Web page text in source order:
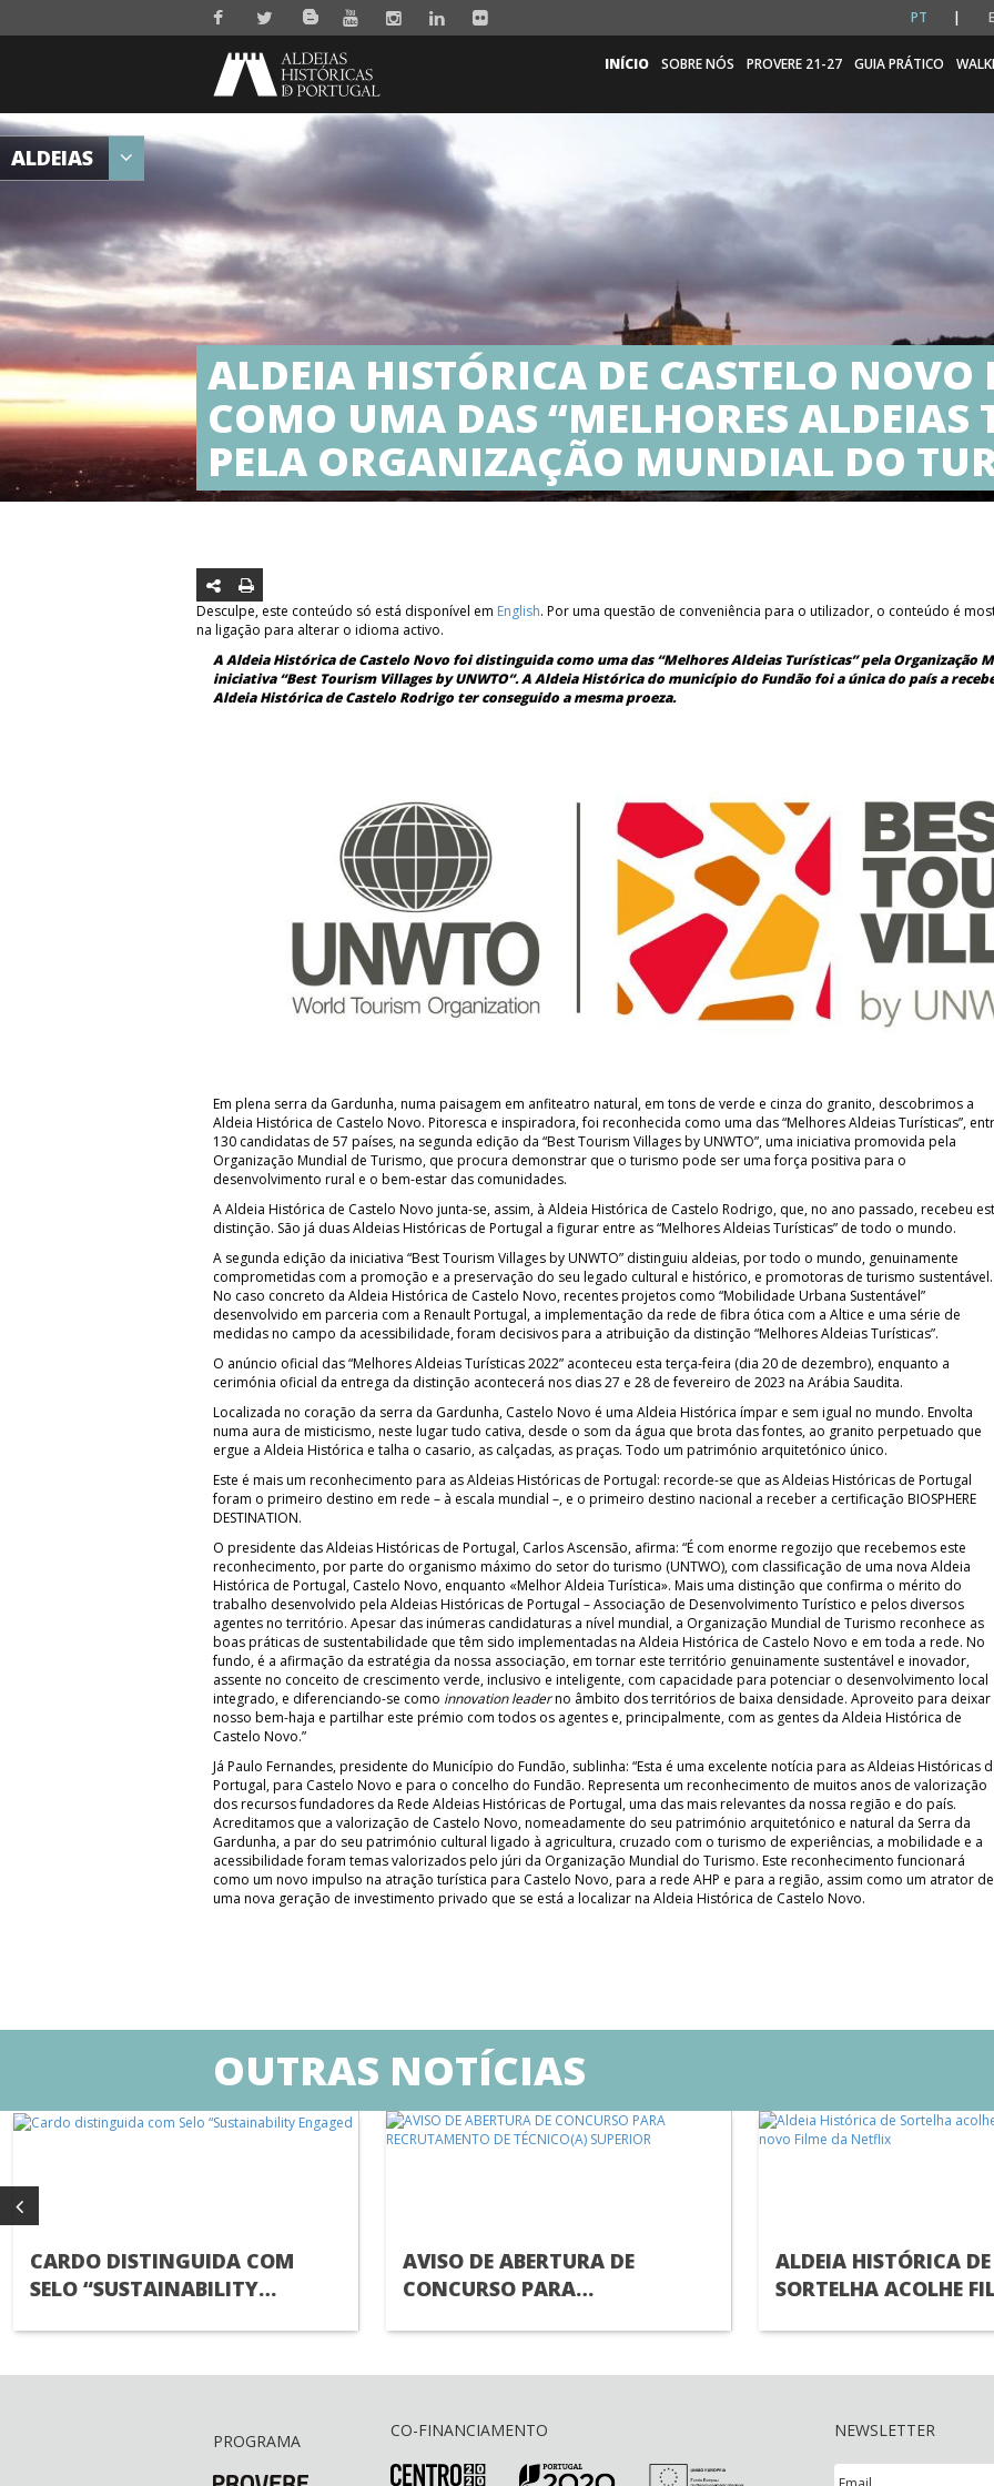
PT
INÍCIO SOBRE NÓS PROVERE 21-27 GUIA PRÁTICO
ALDEIAS
ALDEIA HISTÓRICA DE CASTELO
COMO UMA DAS “MELHORES ALDEIAS
PELA ORGANIZAÇÃO MUNDIAL DO
Desculpe, este conteúdo só está disponível em English. Por uma questão de conveniência para o utilizador, o conteúdo é
na ligação para alterar o idioma activo.
A Aldeia Histórica de Castelo Novo foi distinguida como uma das “Melhores Aldeias Turísticas” pela Organização
iniciativa “Best Tourism Villages by UNWTO”. A Aldeia Histórica do município do Fundão foi a única do país a
Aldeia Histórica de Castelo Rodrigo ter conseguido a mesma proeza.
Em plena serra da Gardunha, numa paisagem em anfiteatro natural, em tons de verde e cinza do granito, descobrimos a
Aldeia Histórica de Castelo Novo. Pitoresca e inspiradora, foi reconhecida como uma das “Melhores Aldeias Turísticas”,
130 candidatas de 57 países, na segunda edição da “Best Tourism Villages by UNWTO”, uma iniciativa promovida pela
Organização Mundial de Turismo, que procura demonstrar que o turismo pode ser uma força positiva para o
desenvolvimento rural e o bem-estar das comunidades.
A Aldeia Histórica de Castelo Novo junta-se, assim, à Aldeia Histórica de Castelo Rodrigo, que, no ano passado, recebeu
distinção. São já duas Aldeias Históricas de Portugal a figurar entre as “Melhores Aldeias Turísticas” de todo o mundo.
A segunda edição da iniciativa “Best Tourism Villages by UNWTO” distinguiu aldeias, por todo o mundo, genuinamente
comprometidas com a promoção e a preservação do seu legado cultural e histórico, e promotoras de turismo sustentável.
No caso concreto da Aldeia Histórica de Castelo Novo, recentes projetos como “Mobilidade Urbana Sustentável”
desenvolvido em parceria com a Renault Portugal, a implementação da rede de fibra ótica com a Altice e uma série de
medidas no campo da acessibilidade, foram decisivos para a atribuição da distinção “Melhores Aldeias Turísticas”.
O anúncio oficial das “Melhores Aldeias Turísticas 2022” aconteceu esta terça-feira (dia 20 de dezembro), enquanto a
cerimónia oficial da entrega da distinção acontecerá nos dias 27 e 28 de fevereiro de 2023 na Arábia Saudita.
Localizada no coração da serra da Gardunha, Castelo Novo é uma Aldeia Histórica ímpar e sem igual no mundo. Envolta
numa aura de misticismo, neste lugar tudo cativa, desde o som da água que brota das fontes, ao granito perpetuado que
ergue a Aldeia Histórica e talha o casario, as calçadas, as praças. Todo um património arquitetónico único.
Este é mais um reconhecimento para as Aldeias Históricas de Portugal: recorde-se que as Aldeias Históricas de Portugal
foram o primeiro destino em rede – à escala mundial –, e o primeiro destino nacional a receber a certificação BIOSPHERE
DESTINATION.
O presidente das Aldeias Históricas de Portugal, Carlos Ascensão, afirma: “É com enorme regozijo que recebemos este
reconhecimento, por parte do organismo máximo do setor do turismo (UNTWO), com classificação de uma nova Aldeia
Histórica de Portugal, Castelo Novo, enquanto «Melhor Aldeia Turística». Mais uma distinção que confirma o mérito do
trabalho desenvolvido pela Aldeias Históricas de Portugal – Associação de Desenvolvimento Turístico e pelos diversos
agentes no território. Apesar das inúmeras candidaturas a nível mundial, a Organização Mundial de Turismo reconhece as
boas práticas de sustentabilidade que têm sido implementadas na Aldeia Histórica de Castelo Novo e em toda a rede. No
fundo, é a afirmação da estratégia da nossa associação, em tornar este território genuinamente sustentável e inovador,
assente no conceito de crescimento verde, inclusivo e inteligente, com capacidade para potenciar o desenvolvimento local
integrado, e diferenciando-se como innovation leaderno âmbito dos territórios de baixa densidade. Aproveito para deixar
nosso bem-haja e partilhar este prémio com todos os agentes e, principalmente, com as gentes da Aldeia Histórica de
Castelo Novo.”
Já Paulo Fernandes, presidente do Município do Fundão, sublinha: “Esta é uma excelente notícia para as Aldeias Históricas
Portugal, para Castelo Novo e para o concelho do Fundão. Representa um reconhecimento de muitos anos de valorização
dos recursos fundadores da Rede Aldeias Históricas de Portugal, uma das mais relevantes da nossa região e do país.
Acreditamos que a valorização de Castelo Novo, nomeadamente do seu património arquitetónico e natural da Serra da
Gardunha, a par do seu património cultural ligado à agricultura, cruzado com o turismo de experiências, a mobilidade e a
acessibilidade foram temas valorizados pelo júri da Organização Mundial do Turismo. Este reconhecimento funcionará
como um novo impulso na atração turística para Castelo Novo, para a rede AHP e para a região, assim como um atrator de
uma nova geração de investimento privado que se está a localizar na Aldeia Histórica de Castelo Novo.
OUTRAS NOTÍCIAS
CARDO DISTINGUIDA COM
SELO “SUSTAINABILITY
AVISO DE ABERTURA DE
CONCURSO PARA
ALDEIA HISTÓRICA DE
SORTELHA ACOLHE
PROGRAMA
CO-FINANCIAMENTO NEWSLETTER